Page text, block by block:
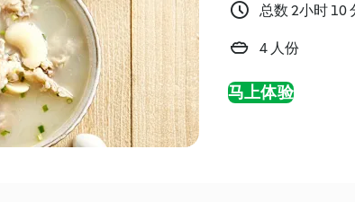
总数 2小时 10
4 人份
马上体验